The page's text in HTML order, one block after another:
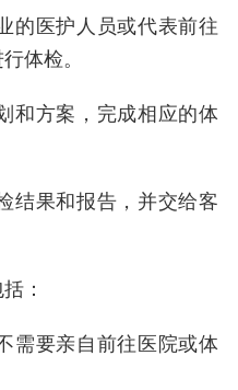
的医护人员或代表前往
体检。
和方案，完成相应的体
结果和报告，并交给客
：
需要亲自前往医院或体